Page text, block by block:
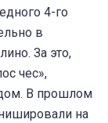
4-го
в
За это,
чес»,
В прошлом
на